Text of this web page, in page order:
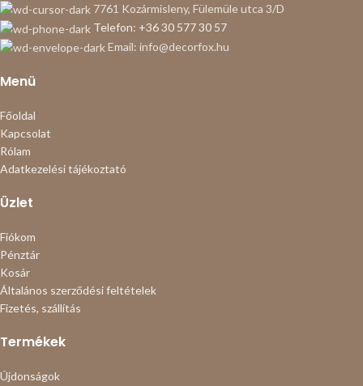
7761 Kozármisleny, Fülemüle utca 3/D
Telefon: +36 30 577 30 57
Email: info@decorfox.hu
Menü
Főoldal
Kapcsolat
Rólam
Adatkezelési tájékoztató
Üzlet
Fiókom
Pénztár
Kosár
Általános szerződési feltételek
Fizetés, szállítás
Termékek
Újdonságok